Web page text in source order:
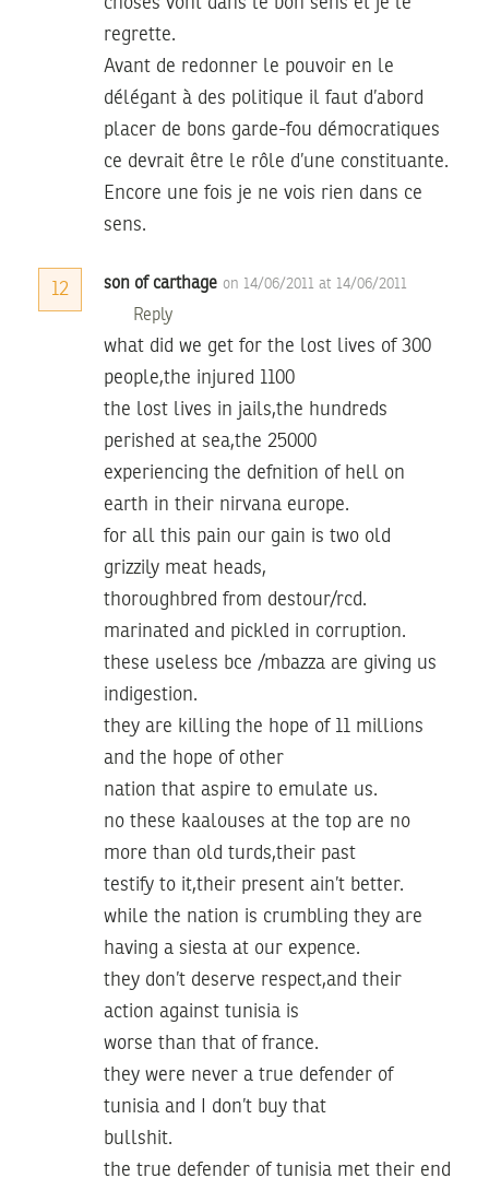
regrette.
Avant de redonner le pouvoir en le
délégant à des politique il faut d’abord
placer de bons garde-fou démocratiques
ce devrait être le rôle d’une constituante.
Encore une fois je ne vois rien dans ce
sens.
12 son of carthage on 14/06/2011 at 14/06/2011
Reply
what did we get for the lost lives of 300
people,the injured 1100
the lost lives in jails,the hundreds
perished at sea,the 25000
experiencing the defnition of hell on
earth in their nirvana europe.
for all this pain our gain is two old
grizzily meat heads,
thoroughbred from destour/rcd.
marinated and pickled in corruption.
these useless bce /mbazza are giving us
indigestion.
they are killing the hope of 11 millions
and the hope of other
nation that aspire to emulate us.
no these kaalouses at the top are no
more than old turds,their past
testify to it,their present ain’t better.
while the nation is crumbling they are
having a siesta at our expence.
they don’t deserve respect,and their
action against tunisia is
worse than that of france.
they were never a true defender of
tunisia and I don’t buy that
bullshit.
the true defender of tunisia met their end